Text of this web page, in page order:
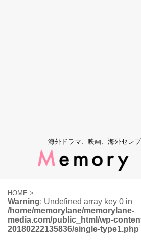
海外ドラマ、映画、海外セレ
HOME >
Warning: Undefined array key 0 in
/home/memorylane/memorylane-
media.com/public_html/wp-
20180222135836/single-type1.php